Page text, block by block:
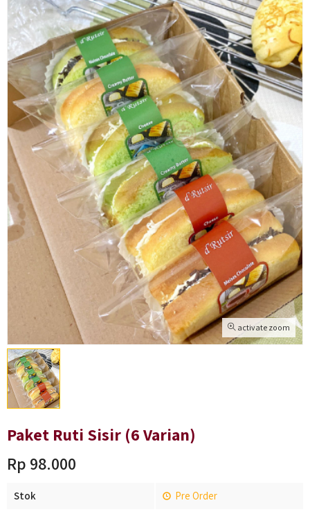
activate zoom
Paket Ruti Sisir (6 Varian)
Rp 98.000
Stok
Pre Order